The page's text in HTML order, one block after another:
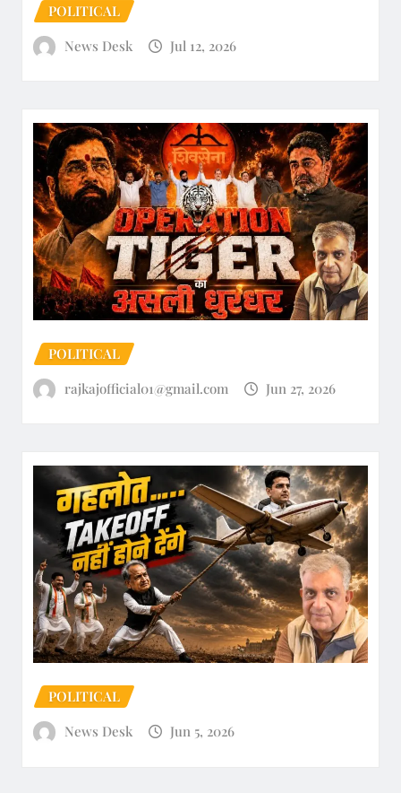
POLITICAL
News Desk
Jul 12, 2026
POLITICAL
rajkajofficial01@gmail.com
Jun 27, 2026
POLITICAL
News Desk
Jun 5, 2026